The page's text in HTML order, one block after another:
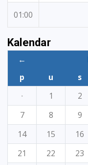
01:00
Kalendar
←
p
u s
·
1 2
7
8 9
14
15 16
21
22 23